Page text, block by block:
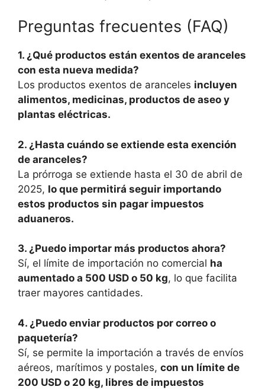
Preguntas frecuentes (FAQ)
1. ¿Qué productos están exentos de aranceles
con esta nueva medida?
Los productos exentos de aranceles incluyen
alimentos, medicinas, productos de aseo y
plantas eléctricas.
2. ¿Hasta cuándo se extiende esta exención
de aranceles?
La prórroga se extiende hasta el 30 de abril de
2025, lo que permitirá seguir importando
estos productos sin pagar impuestos
aduaneros.
3. ¿Puedo importar más productos ahora?
Sí, el límite de importación no comercial ha
aumentado a 500 USD o 50 kg, lo que facilita
traer mayores cantidades.
4. ¿Puedo enviar productos por correo o
paquetería?
Sí, se permite la importación a través de envíos
aéreos, marítimos y postales, con un límite de
200 USD o 20 kg, libres de impuestos